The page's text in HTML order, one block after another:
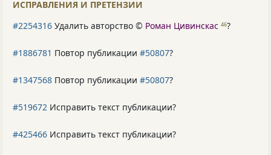
ИСПРАВЛЕНИЯ И ПРЕТЕНЗИИ
#2254316 Удалить авторство © Роман Цивинскас 46?
#1886781 Повтор публикации #50807?
#1347568 Повтор публикации #50807?
#519672 Исправить текст публикации?
#425466 Исправить текст публикации?